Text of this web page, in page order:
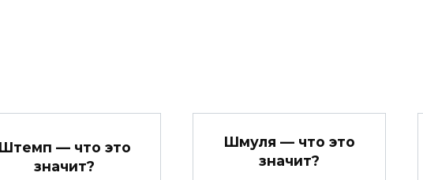
— что это
значит?
Шмуля — что это
значит?